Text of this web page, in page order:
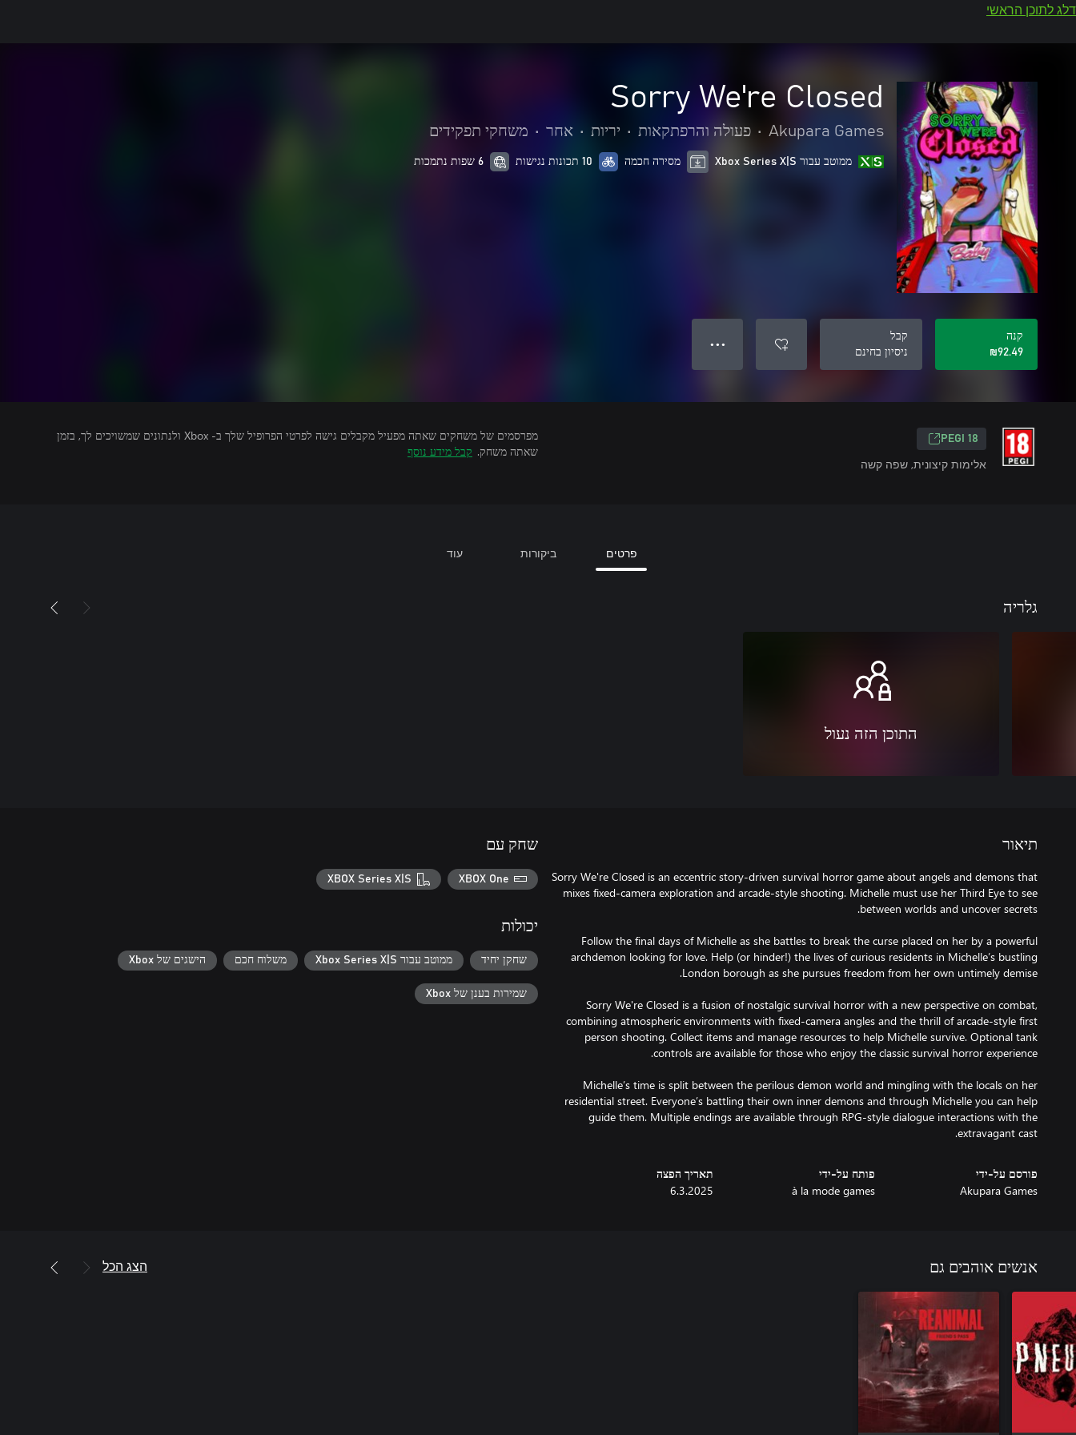
דלג לתוכן הראשי
Sorry We're Closed
Akupara Games
• פעולה והרפתקאות • יריות • אחר • משחקי תפקידים
ממוטב עבור Xbox Series X|S מסירה חכמה 10 תכונות נגישות 6 שפות נתמכות
קנה
‪₪‎92.49‬
קבל
ניסיון בחינם
● ● ●
PEGI 18
אלימות קיצונית, שפה קשה
מפרסמים של משחקים שאתה מפעיל מקבלים גישה לפרטי הפרופיל שלך ב- Xbox ולנתונים שמשויכים לך, בזמן
שאתה משחק. קבל מידע נוסף
פרטים ביקורות עוד
גלריה
התוכן הזה נעול
תיאור
Sorry We're Closed is an eccentric story-driven survival horror game about angels and demons that
mixes fixed-camera exploration and arcade-style shooting. Michelle must use her Third Eye to see
Follow the final days of Michelle as she battles to break the curse placed on her by a powerful
archdemon looking for love. Help (or hinder!) the lives of curious residents in Michelle’s bustling
Sorry We're Closed is a fusion of nostalgic survival horror with a new perspective on combat,
combining atmospheric environments with fixed-camera angles and the thrill of arcade-style first
person shooting. Collect items and manage resources to help Michelle survive. Optional tank
Michelle’s time is split between the perilous demon world and mingling with the locals on her
residential street. Everyone’s battling their own inner demons and through Michelle you can help
guide them. Multiple endings are available through RPG-style dialogue interactions with the
extravagant cast.
פורסם על-ידי
Akupara Games
פותח על-ידי
à la mode games
תאריך הפצה
6.3.2025
שחק עם
XBOX One
XBOX Series X|S
יכולות
שחקן יחיד ממוטב עבור Xbox Series X|S משלוח חכם הישגים של Xbox
שמירות בענן של Xbox
אנשים אוהבים גם הצג הכל